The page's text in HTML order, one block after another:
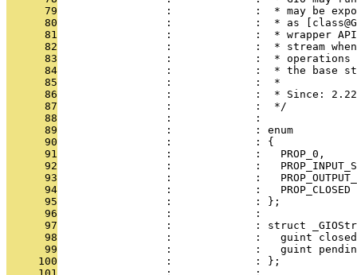
      79
:             :  * may be
      80
:             :  * as
      81
:             :  * wrapper
      82
:             :  * stream
      83
:             :  *
      84
:             :  * the base
      85
                 :             :  *
      86
                 :             :  * Since: 2.22
      87
                 :             :  */
      88
                 :             :
      89
                 :             : enum
      90
                 :             : {
      91
                 :             :   PROP_0,
      92
:             :
      93
:             :
      94
                 :             :   PROP_CLOSED
      95
                 :             : };
      96
                 :             :
      97
:             : struct
      98
:             :   guint
      99
:             :   guint
     100
                 :             : };